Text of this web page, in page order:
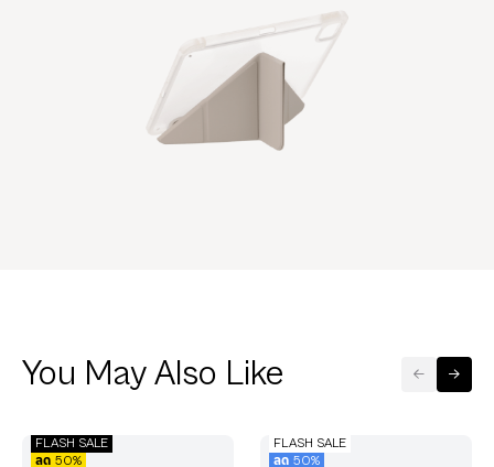
You May Also Like
FLASH SALE
ลด 50%
FLASH SALE
ลด 50%